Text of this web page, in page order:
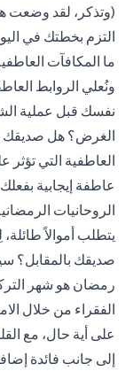
(وتذكر، لقد وضعت
التزم بخطتك في
ما المكافآت
ونُعلي الروابط
نفسك قبل عملية
الغرض؟ هل صديقك
العاطفية التي
عاطفة إيجابية
الروحانيات
يتطلب أموالاً
صديقك بالمقابل؟
رمضان هو شهر
الفقراء من خلال
على أية حال، مع
إلى جانب فائدة